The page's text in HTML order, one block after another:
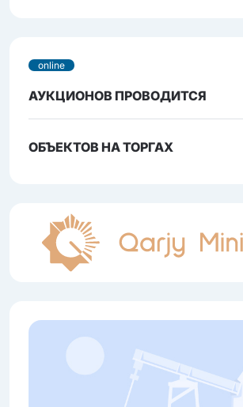
online
АУКЦИОНОВ ПРОВОДИТСЯ
ОБЪЕКТОВ НА ТОРГАХ